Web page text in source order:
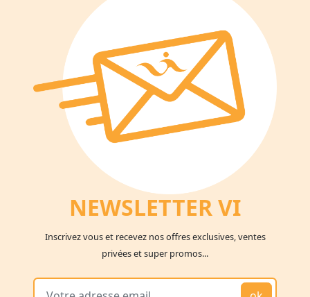
NEWSLETTER VI
Inscrivez vous et recevez nos offres exclusives, ventes
privées et super promos...